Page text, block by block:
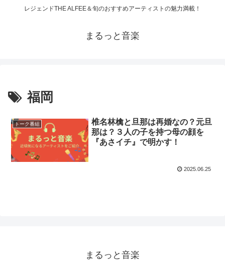
レジェンドTHE ALFEE＆旬のおすすめアーティストの魅力満載！
まるっと音楽
福岡
トーク番組
椎名林檎と旦那は再婚なの？元旦
那は？３人の子を持つ母の顔を
『あさイチ』で明かす！
2025.06.25
まるっと音楽